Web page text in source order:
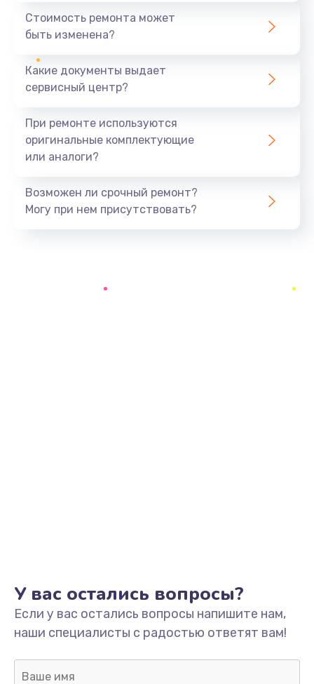
1600 руб.
Замена USB порта
Замена материнской платы
Заказать
Ремонт динамика
400 руб.
Заказать
Стоимость ремонта может
быть изменена?
Какие документы выдает
сервисный центр?
При ремонте используются
оригинальные комплектующие
или аналоги?
Возможен ли срочный ремонт?
Могу при нем присутствовать?
У вас остались вопросы?
Если у вас остались вопросы напишите нам,
наши специалисты с радостью ответят вам!